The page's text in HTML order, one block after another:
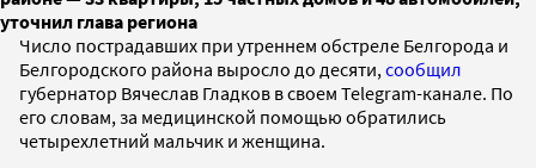
уточнил глава региона
Число пострадавших при утреннем обстреле Белгорода и
Белгородского района выросло до десяти, сообщил
губернатор Вячеслав Гладков в своем Telegram-канале. По
его словам, за медицинской помощью обратились
четырехлетний мальчик и женщина.